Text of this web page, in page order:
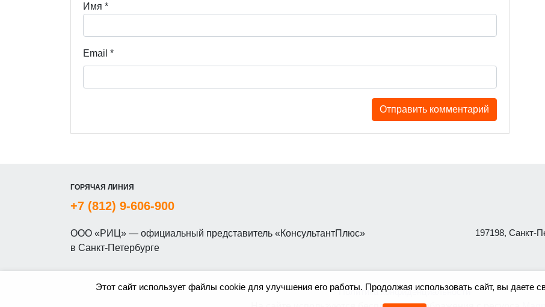
Имя *
Email *
ГОРЯЧАЯ ЛИНИЯ
+7 (812) 9-606-900
ООО «РИЦ» — официальный представитель «КонсультантПлюс»
в Санкт-Петербурге
197198, Санкт-
Политика конфиденциальности
Этот сайт использует файлы cookie для улучшения его работы. Продолжая использовать сайт, вы даете